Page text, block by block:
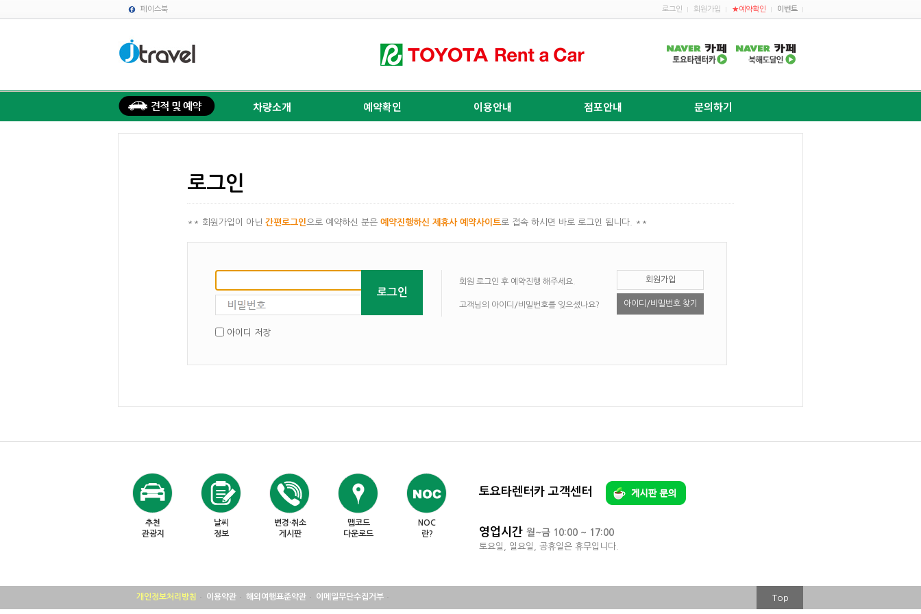
페이스북 로그인 회원가입 ★예약확인 이벤트
차량소개 예약확인 이용안내 점포안내 문의하기
로그인
** 회원가입이 아닌 간편로그인으로 예약하신 분은 예약진행하신 제휴사 예약사이트로 접속 하시면 바로 로그인 됩니다. **
아이디 저장
로그인
회원 로그인 후 예약진행 해주세요. 회원가입
고객님의 아이디/비밀번호를 잊으셨나요? 아이디/비밀번호 찾기
추천
관광지
날씨
정보
변경·취소
게시판
맵코드
다운로드
NOC
란?
토요타렌터카 고객센터
영업시간 월~금 10:00 ~ 17:00
토요일, 일요일, 공휴일은 휴무입니다.
개인정보처리방침 이용약관 해외여행표준약관 이메일무단수집거부 Top